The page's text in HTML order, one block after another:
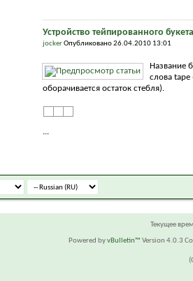
Устройство тейпированного букета
jockerОпубликовано 26.04.2010 13:01
Название
слова tape
оборачивается остаток стебля).
...
Текущее
Powered byvBulletin™ Version 4.0.3